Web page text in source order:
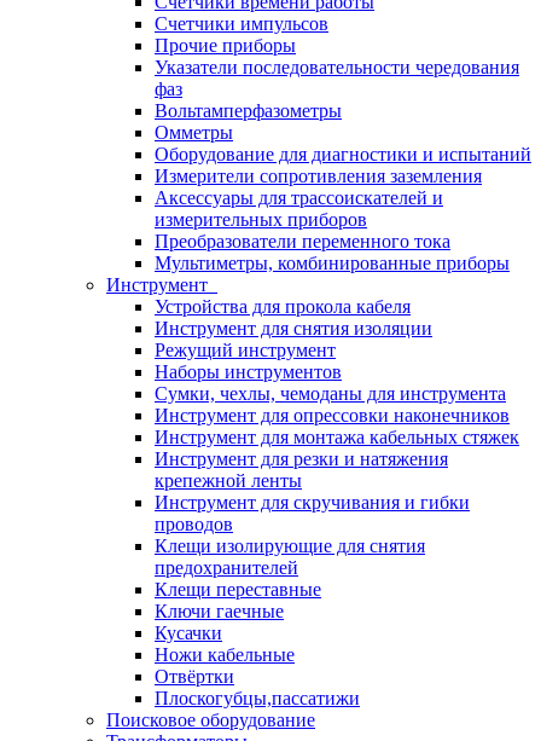
Счетчики импульсов
Прочие приборы
Указатели последовательности чередования
фаз
Вольтамперфазометры
Омметры
Оборудование для диагностики и испытаний
Измерители сопротивления заземления
Аксессуары для трассоискателей и
измерительных приборов
Преобразователи переменного тока
Мультиметры, комбинированные приборы
Инструмент
Устройства для прокола кабеля
Инструмент для снятия изоляции
Режущий инструмент
Наборы инструментов
Сумки, чехлы, чемоданы для инструмента
Инструмент для опрессовки наконечников
Инструмент для монтажа кабельных стяжек
Инструмент для резки и натяжения
крепежной ленты
Инструмент для скручивания и гибки
проводов
Клещи изолирующие для снятия
предохранителей
Клещи переставные
Ключи гаечные
Кусачки
Ножи кабельные
Отвёртки
Плоскогубцы,пассатижи
Поисковое оборудование